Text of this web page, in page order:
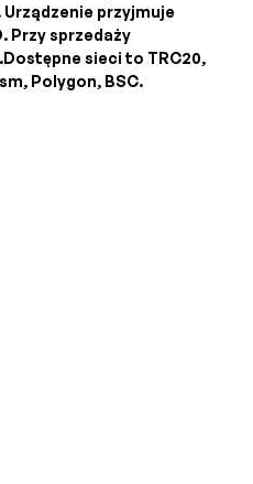
przyjmuje
. Przy sprzedaży
.Dostępne sieci to TRC20,
Polygon, BSC.